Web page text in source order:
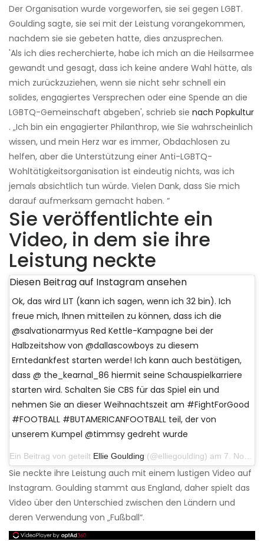
Der Organisation wurde vorgeworfen, sie sei gegen LGBT.
Goulding sagte, sie sei mit der Leistung vorangekommen,
nachdem sie sie gebeten hatte, dies anzusprechen.
'Als ich dies recherchierte, habe ich mich an die Heilsarmee
gewandt und gesagt, dass ich keine andere Wahl hätte, als
mich zurückzuziehen, wenn sie nicht sehr schnell ein
solides, engagiertes Versprechen oder eine Spende an die
LGBTQ-Gemeinschaft abgeben', schrieb sie nach Popkultur
. „Ich bin ein engagierter Philanthrop, wie Sie wahrscheinlich
wissen, und mein Herz war es immer, Obdachlosen zu
helfen, aber die Unterstützung einer Anti-LGBTQ-
Wohltätigkeitsorganisation ist eindeutig nichts, was ich
jemals absichtlich tun würde. Vielen Dank, dass Sie mich
darauf aufmerksam gemacht haben. “
Sie veröffentlichte ein
Video, in dem sie ihre
Leistung neckte
Diesen Beitrag auf Instagram ansehen
Ok, das wird LIT (kann ich sagen, wenn ich 32 bin). Ich
freue mich, Ihnen mitteilen zu können, dass ich die
@salvationarmyus Red Kettle-Kampagne bei der
Halbzeitshow von @dallascowboys zu diesem
Erntedankfest starten werde! Ich kann auch bestätigen,
dass @ the_kearnal_86 hiermit seine Schauspielkarriere
starten wird. Schalten Sie CBS für das Spiel ein und
nehmen Sie an dieser Weihnachtszeit am #FightForGood
#FOOTBALL #BUTAMERICANFOOTBALL teil, der von
unserem Kumpel @timmsy gedreht wurde
Ein Beitrag von geteilt Ellie Goulding (@elliegoulding) am 7. November 2019 um 8:51 Uhr PST
Sie neckte ihre Leistung auch mit einem lustigen Video auf
Instagram. Goulding stammt aus England, daher spielt das
Video über den Unterschied zwischen den Ländern und
deren Verwendung von „Fußball“.